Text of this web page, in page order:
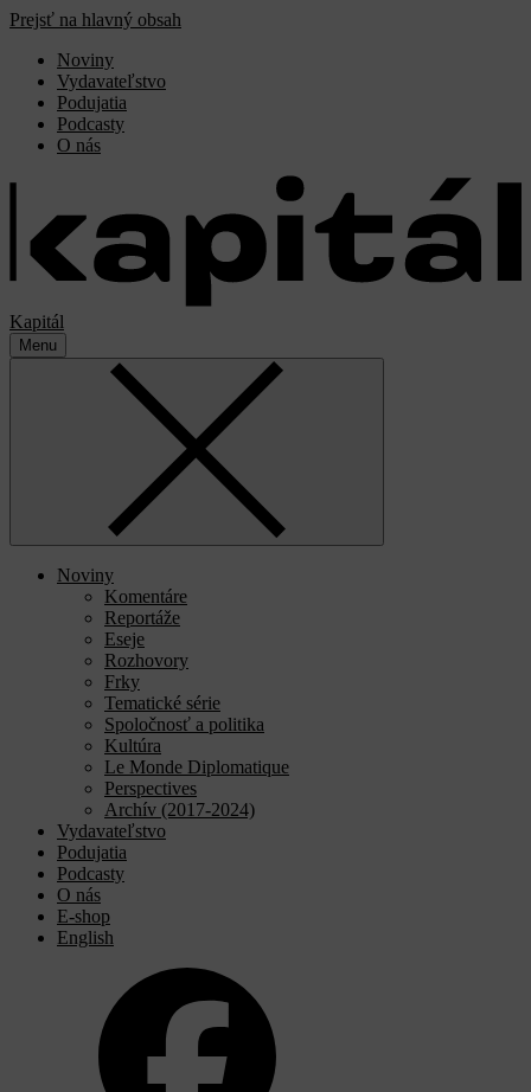
Prejsť na hlavný obsah
Noviny
Vydavateľstvo
Podujatia
Podcasty
O nás
Kapitál
Menu
Noviny
Komentáre
Reportáže
Eseje
Rozhovory
Frky
Tematické série
Spoločnosť a politika
Kultúra
Le Monde Diplomatique
Perspectives
Archív (2017-2024)
Vydavateľstvo
Podujatia
Podcasty
O nás
E-shop
English